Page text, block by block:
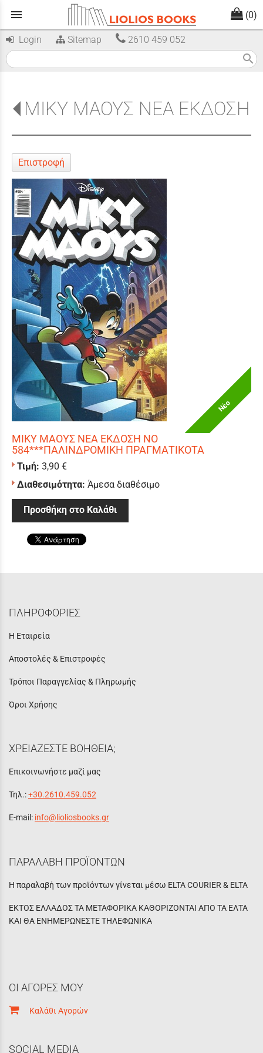
menu (0)
Login Sitemap 2610 459 052
search
ΜΙΚΥ ΜΑΟΥΣ ΝΕΑ ΕΚΔΟΣΗ
Επιστροφή
Νέο
ΜΙΚΥ ΜΑΟΥΣ ΝΕΑ ΕΚΔΟΣΗ ΝΟ
584***ΠΑΛΙΝΔΡΟΜΙΚΗ ΠΡΑΓΜΑΤΙΚΟΤΑ
Τιμή: 3,90 €
Διαθεσιμότητα: Άμεσα διαθέσιμο
Προσθήκη στο Καλάθι
ΠΛΗΡΟΦΟΡΙΕΣ
Η Εταιρεία
Αποστολές & Επιστροφές
Τρόποι Παραγγελίας & Πληρωμής
Όροι Χρήσης
ΧΡΕΙΑΖΕΣΤΕ ΒΟΗΘΕΙΑ;
Επικοινωνήστε μαζί μας
Τηλ.:+30.2610.459.052
E-mail: info@lioliosbooks.gr
ΠΑΡΑΛΑΒΗ ΠΡΟΪΟΝΤΩΝ
Η παραλαβή των προϊόντων γίνεται μέσω ELTA COURIER & ELTA
ΕΚΤΟΣ ΕΛΛΑΔΟΣ ΤΑ ΜΕΤΑΦΟΡΙΚΑ ΚΑΘΟΡΙΖΟΝΤΑΙ ΑΠΟ ΤΑ ΕΛΤΑ
ΚΑΙ ΘΑ ΕΝΗΜΕΡΩΝΕΣΤΕ ΤΗΛΕΦΩΝΙΚΑ
ΟΙ ΑΓΟΡΕΣ ΜΟΥ
Καλάθι Αγορών
SOCIAL MEDIA